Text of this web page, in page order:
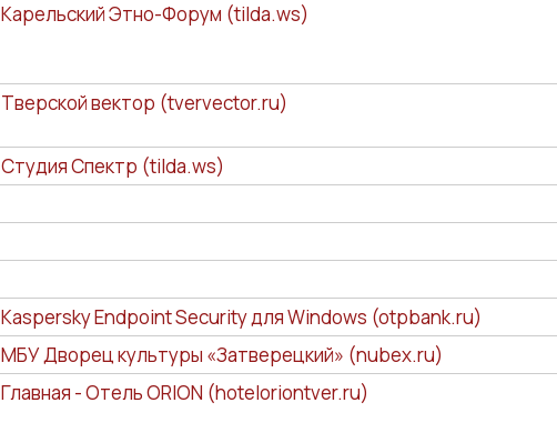
Карельский Этно-Форум (tilda.ws)
Тверской вектор (tvervector.ru)
Студия Спектр (tilda.ws)
Kaspersky Endpoint Security для Windows (otpbank.ru)
МБУ Дворец культуры «Затверецкий» (nubex.ru)
Главная - Отель ORION (hoteloriontver.ru)